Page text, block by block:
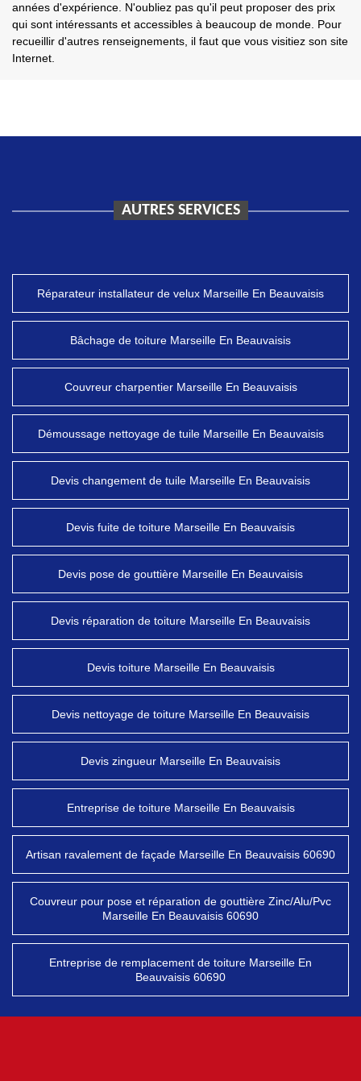
années d'expérience. N'oubliez pas qu'il peut proposer des prix
qui sont intéressants et accessibles à beaucoup de monde. Pour
recueillir d'autres renseignements, il faut que vous visitiez son site
Internet.
AUTRES SERVICES
Réparateur installateur de velux Marseille En Beauvaisis
Bâchage de toiture Marseille En Beauvaisis
Couvreur charpentier Marseille En Beauvaisis
Démoussage nettoyage de tuile Marseille En Beauvaisis
Devis changement de tuile Marseille En Beauvaisis
Devis fuite de toiture Marseille En Beauvaisis
Devis pose de gouttière Marseille En Beauvaisis
Devis réparation de toiture Marseille En Beauvaisis
Devis toiture Marseille En Beauvaisis
Devis nettoyage de toiture Marseille En Beauvaisis
Devis zingueur Marseille En Beauvaisis
Entreprise de toiture Marseille En Beauvaisis
Artisan ravalement de façade Marseille En Beauvaisis 60690
Couvreur pour pose et réparation de gouttière Zinc/Alu/Pvc
Marseille En Beauvaisis 60690
Entreprise de remplacement de toiture Marseille En
Beauvaisis 60690